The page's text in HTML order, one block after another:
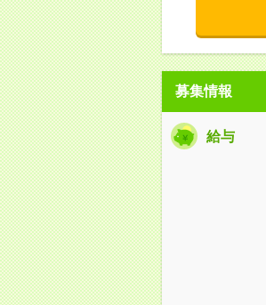
募集情報
給与